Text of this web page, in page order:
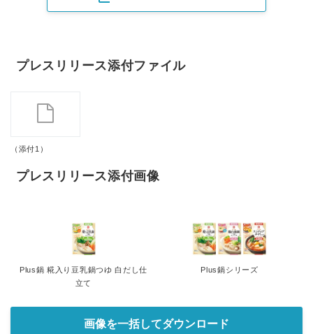
プレスリリース添付ファイル
（添付1）
プレスリリース添付画像
Plus鍋 糀入り豆乳鍋つゆ 白だし仕
立て
Plus鍋シリーズ
画像を一括してダウンロード